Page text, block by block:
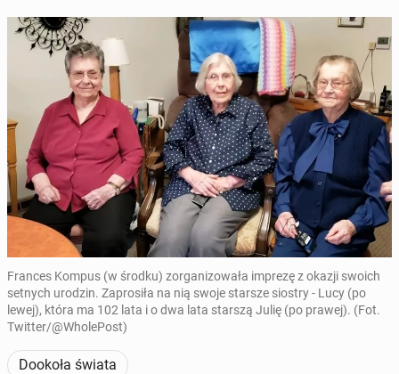
Frances Kompus (w środku) zorganizowała imprezę z okazji swoich
setnych urodzin. Zaprosiła na nią swoje starsze siostry - Lucy (po
lewej), która ma 102 lata i o dwa lata starszą Julię (po prawej). (Fot.
Twitter/@WholePost)
Dookoła świata